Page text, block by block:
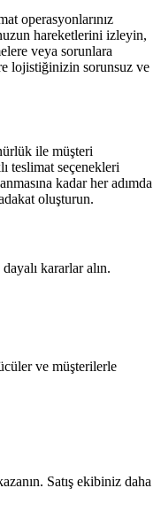
operasyonlarınız
hareketlerini izleyin,
veya sorunlara
lojistiğinizin sorunsuz ve
ile müşteri
teslimat seçenekleri
kadar her adımda
oluşturun.
kararlar alın.
ve müşterilerle
Satış ekibiniz daha